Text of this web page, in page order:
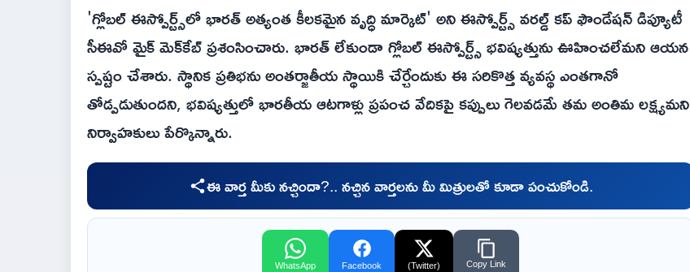
'గ్లోబల్ ఈస్పోర్ట్స్‌లో భారత్ అత్యంత కీలకమైన వృద్ధి మార్కెట్' అని ఈస్పోర్ట్స్ వరల్డ్ కప్ ఫౌండేషన్ డిప్యూటీ
సీఈవో మైక్ మెక్‌కేబ్ ప్రశంసించారు. భారత్ లేకుండా గ్లోబల్ ఈస్పోర్ట్స్ భవిష్యత్తును ఊహించలేమని ఆయన
స్పష్టం చేశారు. స్థానిక ప్రతిభను అంతర్జాతీయ స్థాయికి చేర్చేందుకు ఈ సరికొత్త వ్యవస్థ ఎంతగానో
తోడ్పడుతుందని, భవిష్యత్తులో భారతీయ ఆటగాళ్లు ప్రపంచ వేదికపై కప్పులు గెలవడమే తమ అంతిమ లక్ష్యమని
నిర్వాహకులు పేర్కొన్నారు.
ఈ వార్త మీకు నచ్చిందా?.. నచ్చిన వార్తలను మీ మిత్రులతో కూడా పంచుకోండి.
WhatsApp Facebook (Twitter) Copy Link